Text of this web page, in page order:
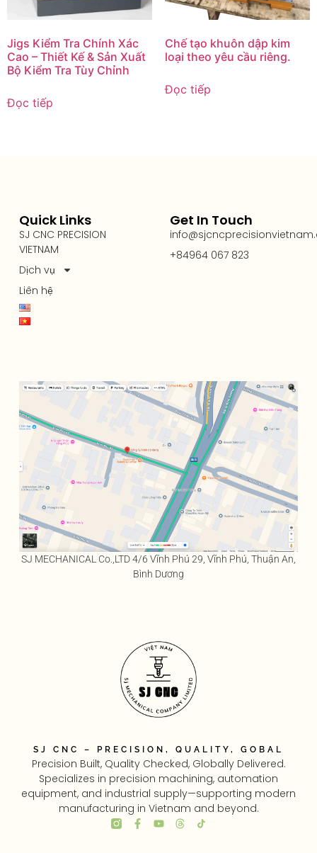
Jigs Kiểm Tra Chính Xác
Cao – Thiết Kế & Sản Xuất
Bộ Kiểm Tra Tùy Chỉnh
Đọc tiếp
Chế tạo khuôn dập kim
loại theo yêu cầu riêng.
Đọc tiếp
SJ CNC – PRECISION, QUALITY, GOBAL
Precision Built, Quality Checked, Globally Delivered.
Specializes in precision machining, automation
equipment, and industrial supply—supporting modern
manufacturing in Vietnam and beyond.
Quick Links
SJ CNC PRECISION
VIETNAM
Dịch vụ
Liên hệ
Get In Touch
+84964 067 823
SJ MECHANICAL Co.,LTD 4/6 Vĩnh Phú 29, Vĩnh Phú, Thuận An,
Bình Dương